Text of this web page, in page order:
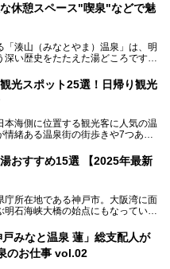
休憩スペース"喫泉"などで魅
「湊山（みなとやま）温泉」は、明
い歴史をたたえた湯どころです。
ゃん。さらに、ゆったりくつろげて
憩スペースも人気に。斬新な企画や
る湊山温泉の魅力をリポートしま
光スポット25選！日帰り観光
本海側に位置する観光客に人気の温
緒ある温泉街の街歩きや7つある
ら温泉街が近く、歩いて回るのに
帰りでの訪問にもおすすめです。
アップ。温泉やご当地グルメなどを
デルコースも紹介しているので、ぜ
おすすめ15選 【2025年最新
庁所在地である神戸市。大阪湾に面
石海峡大橋の始点にもなっていま
に発展したハーバーランドなど、
ろ押しです。
ら見ると、神戸市といえば何とい
みなと温泉 蓮」総支配人が
のお仕事 vol.02